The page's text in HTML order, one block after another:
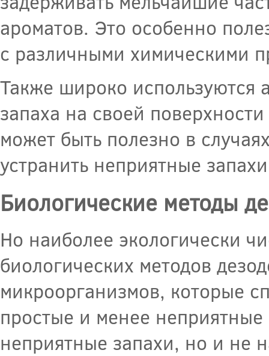
ароматов. Это особенно
с различными химическими
Также широко используются
запаха на своей
может быть полезно в
устранить неприятные
Биологические методы
Но наиболее экологически
биологических методов
микроорганизмов, которые
простые и менее
неприятные запахи, но и не